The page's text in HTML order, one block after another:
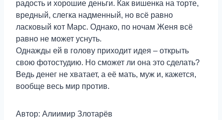
радость и хорошие деньги. Как вишенка на торте,
вредный, слегка надменный, но всё равно
ласковый кот Марс. Однако, по ночам Женя всё
равно не может уснуть.
Однажды ей в голову приходит идея – открыть
свою фотостудию. Но сможет ли она это сделать?
Ведь денег не хватает, а её мать, муж и, кажется,
вообще весь мир против.
Автор: Алиимир Злотарёв